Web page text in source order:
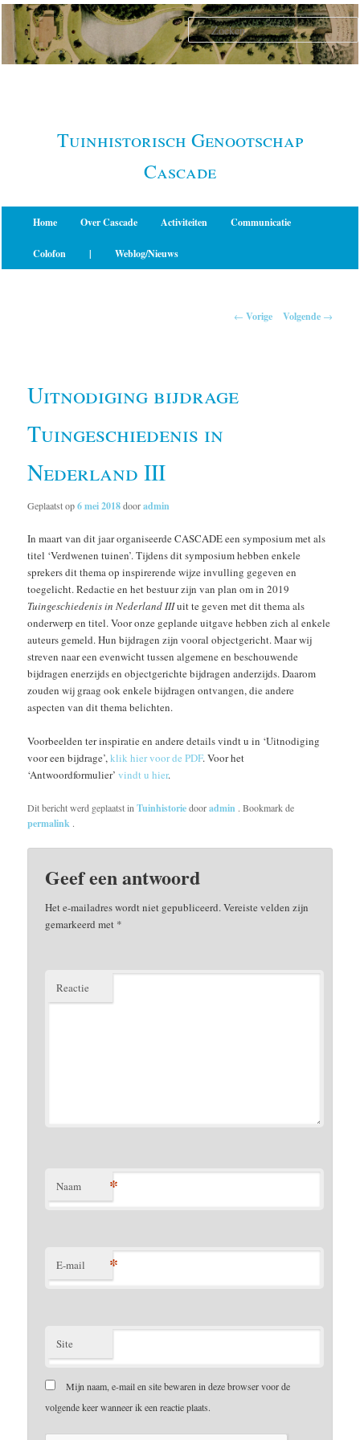
Spring
naar
primaire
Tuinhistorisch Genootschap
Cascade
Home Over Cascade Activiteiten Communicatie
Colofon | Weblog/Nieuws
← Vorige Volgende →
Uitnodiging bijdrage
Tuingeschiedenis in
Nederland III
Geplaatst op6 mei 2018dooradmin
In maart van dit jaar organiseerde CASCADE een symposium met als
titel ‘Verdwenen tuinen’. Tijdens dit symposium hebben enkele
sprekers dit thema op inspirerende wijze invulling gegeven en
toegelicht. Redactie en het bestuur zijn van plan om in 2019
Tuingeschiedenis in Nederland IIIuit te geven met dit thema als
onderwerp en titel.Voor onze geplande uitgave hebben zich al enkele
auteurs gemeld. Hun bijdragen zijn vooral objectgericht. Maar wij
streven naar een evenwicht tussen algemene en beschouwende
bijdragen enerzijds en objectgerichte bijdragen anderzijds. Daarom
zouden wij graag ook enkele bijdragen ontvangen, die andere
aspecten van dit thema belichten.
Voorbeelden ter inspiratie en andere details vindt u in ‘Uitnodiging
voor een bijdrage’,klik hier voor de PDF. Voor het
‘Antwoordformulier’vindt u hier.
Dit bericht werd geplaatst inTuinhistoriedooradmin . Bookmark de
permalink .
Geef een antwoord
Het e-mailadres wordt niet gepubliceerd.Vereiste velden zijn
gemarkeerd met *
Reactie
Naam *
E-mail *
Site
Mijn naam, e-mail en site bewaren in deze browser voor de
volgende keer wanneer ik een reactie plaats.